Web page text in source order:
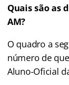
Quais são as
AM?
O quadro a
número de
Aluno-Oficial